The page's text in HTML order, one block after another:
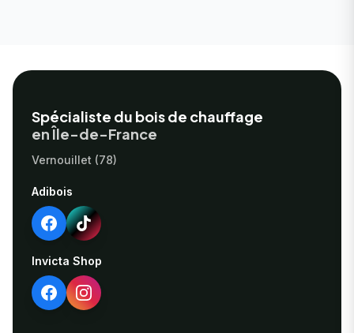
Footer
Spécialiste du bois de chauffage
en Île-de-France
Vernouillet (78)
Adibois
Invicta Shop